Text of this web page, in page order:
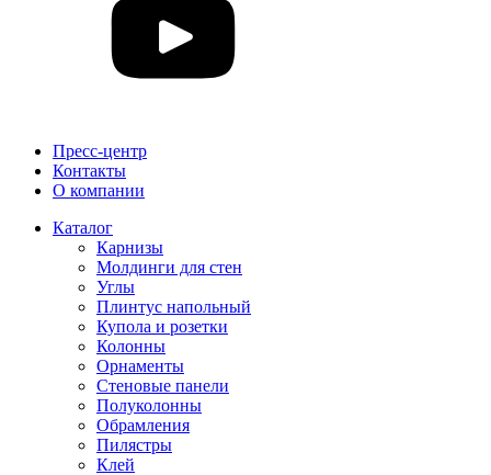
Пресс-центр
Контакты
О компании
Каталог
Карнизы
Молдинги для стен
Углы
Плинтус напольный
Купола и розетки
Колонны
Орнаменты
Стеновые панели
Полуколонны
Обрамления
Пилястры
Клей